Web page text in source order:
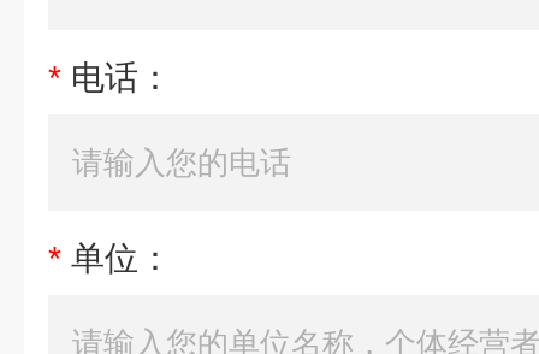
* 电话：
* 单位：